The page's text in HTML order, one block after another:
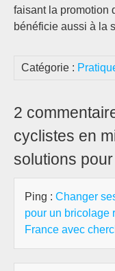
faisant la promotion
bénéficie aussi à la
Catégorie :
2
cyclistes en
solutions
Ping : Changer
pour un bricolage
France avec